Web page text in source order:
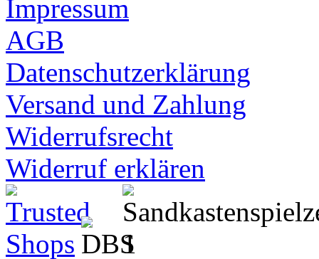
Impressum
AGB
Datenschutzerklärung
Versand und Zahlung
Widerrufsrecht
Widerruf erklären